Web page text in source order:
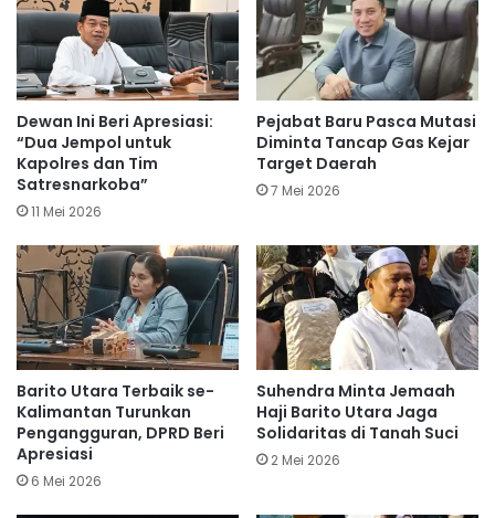
Dewan Ini Beri Apresiasi:
“Dua Jempol untuk
Kapolres dan Tim
Satresnarkoba”
11 Mei 2026
Pejabat Baru Pasca Mutasi
Diminta Tancap Gas Kejar
Target Daerah
7 Mei 2026
Barito Utara Terbaik se-
Kalimantan Turunkan
Pengangguran, DPRD Beri
Apresiasi
6 Mei 2026
Suhendra Minta Jemaah
Haji Barito Utara Jaga
Solidaritas di Tanah Suci
2 Mei 2026